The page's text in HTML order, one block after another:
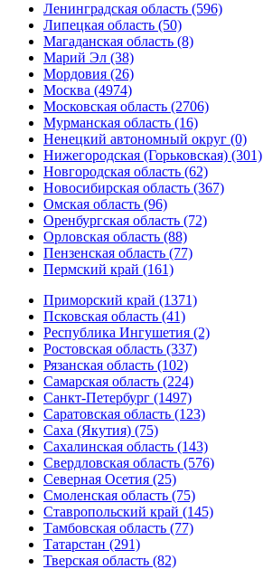
Ленинградская область (596)
Липецкая область (50)
Магаданская область (8)
Марий Эл (38)
Мордовия (26)
Москва (4974)
Московская область (2706)
Мурманская область (16)
Ненецкий автономный округ (0)
Нижегородская (Горьковская) (301)
Новгородская область (62)
Новосибирская область (367)
Омская область (96)
Оренбургская область (72)
Орловская область (88)
Пензенская область (77)
Пермский край (161)
Приморский край (1371)
Псковская область (41)
Республика Ингушетия (2)
Ростовская область (337)
Рязанская область (102)
Самарская область (224)
Санкт-Петербург (1497)
Саратовская область (123)
Саха (Якутия) (75)
Сахалинская область (143)
Свердловская область (576)
Северная Осетия (25)
Смоленская область (75)
Ставропольский край (145)
Тамбовская область (77)
Татарстан (291)
Тверская область (82)